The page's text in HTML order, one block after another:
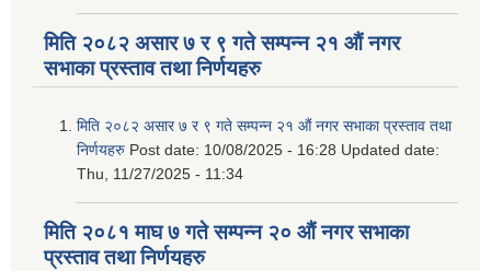
मिति २०८२ असार ७ र ९ गते सम्पन्न २१ औं नगर
सभाका प्रस्ताव तथा निर्णयहरु
मिति २०८२ असार ७ र ९ गते सम्पन्न २१ औं नगर सभाका प्रस्ताव तथा
निर्णयहरु Post date: 10/08/2025 - 16:28 Updated date:
Thu, 11/27/2025 - 11:34
मिति २०८१ माघ ७ गते सम्पन्न २० औं नगर सभाका
प्रस्ताव तथा निर्णयहरु